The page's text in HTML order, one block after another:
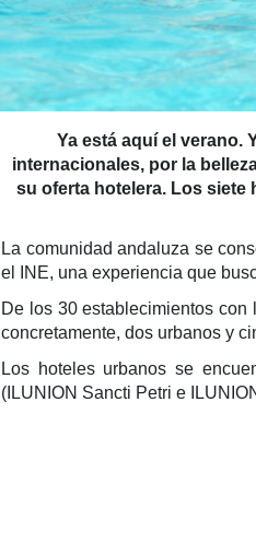
Ya está aquí el verano.
internacionales, por la
su oferta hotelera. Los siete
La comunidad andaluza se
el INE, una experiencia que
De los 30 establecimientos
concretamente, dos urbanos y
Los hoteles urbanos se
(ILUNION Sancti Petri e